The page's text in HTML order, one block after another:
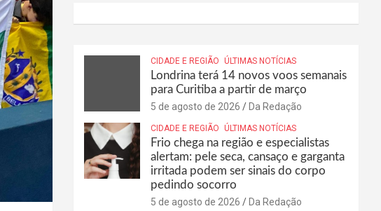
CIDADE E REGIÃO ÚLTIMAS NOTÍCIAS
Londrina terá 14 novos voos semanais
para Curitiba a partir de março
5 de agosto de 2026 Da Redação
CIDADE E REGIÃO ÚLTIMAS NOTÍCIAS
Frio chega na região e especialistas
alertam: pele seca, cansaço e garganta
irritada podem ser sinais do corpo
pedindo socorro
5 de agosto de 2026 Da Redação